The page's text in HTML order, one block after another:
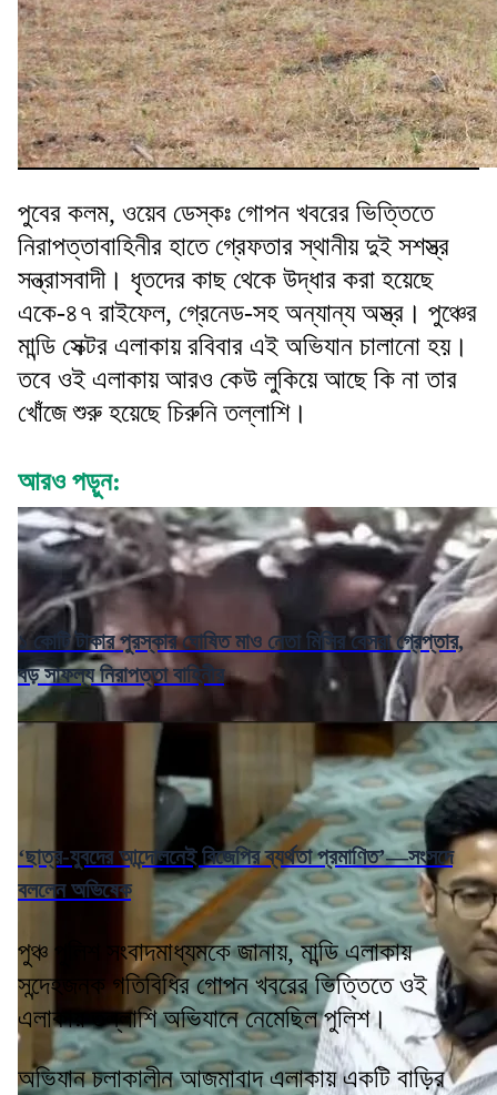
পুবের কলম, ওয়েব ডেস্কঃ গোপন খবরের ভিত্তিতে
নিরাপত্তাবাহিনীর হাতে গ্রেফতার স্থানীয় দুই সশস্ত্র
সন্ত্রাসবাদী। ধৃতদের কাছ থেকে উদ্ধার করা হয়েছে
একে-৪৭ রাইফেল, গ্রেনেড-সহ অন্যান্য অস্ত্র। পুঞ্চের
মান্ডি সেক্টর এলাকায় রবিবার এই অভিযান চালানো হয়।
তবে ওই এলাকায় আরও কেউ লুকিয়ে আছে কি না তার
খোঁজে শুরু হয়েছে চিরুনি তল্লাশি।
আরও পড়ুন:
১ কোটি টাকার পুরস্কার ঘোষিত মাও নেতা মিসির বেসরা গ্রেপ্তার,
বড় সাফল্য নিরাপত্তা বাহিনীর
‘ছাত্র-যুবদের আন্দোলনেই বিজেপির ব্যর্থতা প্রমাণিত’—সংসদে
বললেন অভিষেক
পুঞ্চ পুলিশ সংবাদমাধ্যমকে জানায়, মান্ডি এলাকায়
সন্দেহজনক গতিবিধির গোপন খবরের ভিত্তিতে ওই
এলাকায় তল্লাশি অভিযানে নেমেছিল পুলিশ।
অভিযান চলাকালীন আজমাবাদ এলাকায় একটি বাড়ির